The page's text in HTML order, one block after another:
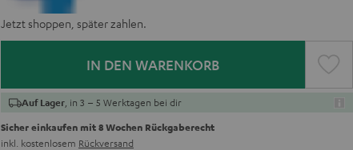
Jetzt shoppen, später zahlen.
IN DEN WARENKORB
Auf Lager , in 3 – 5 Werktagen bei dir
Sicher einkaufen mit 8 Wochen Rückgaberecht
inkl. kostenlosem Rückversand